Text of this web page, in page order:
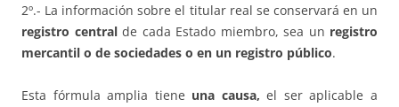
2º.- La información sobre el titular real se conservará en un
registro central de cada Estado miembro, sea un registro
mercantil o de sociedades o en un registro público.
Esta fórmula amplia tiene una causa, el ser aplicable a